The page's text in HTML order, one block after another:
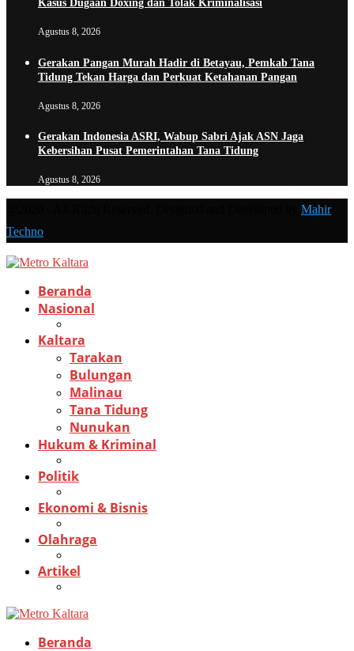
Kasus Dugaan Doxing dan Tolak Kriminalisasi
Agustus 8, 2026
Gerakan Pangan Murah Hadir di Betayau, Pemkab Tana
Tidung Tekan Harga dan Perkuat Ketahanan Pangan
Agustus 8, 2026
Gerakan Indonesia ASRI, Wabup Sabri Ajak ASN Jaga
Kebersihan Pusat Pemerintahan Tana Tidung
Agustus 8, 2026
Mahir
Techno
Beranda
Nasional
Kaltara
Tarakan
Bulungan
Malinau
Tana Tidung
Nunukan
Hukum & Kriminal
Politik
Ekonomi & Bisnis
Olahraga
Artikel
Beranda